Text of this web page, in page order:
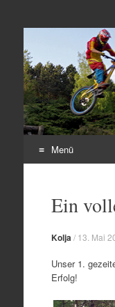
e.V.
Menü
springenEin
Kolja / 13. Mai
Unser 1.
Erfolg!